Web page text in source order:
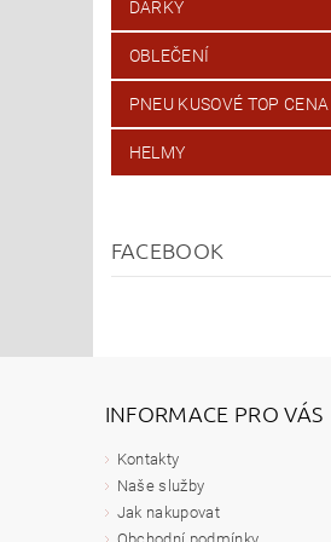
DÁRKY
OBLEČENÍ
PNEU KUSOVÉ TOP CENA
HELMY
FACEBOOK
INFORMACE PRO VÁS
Kontakty
Naše služby
Jak nakupovat